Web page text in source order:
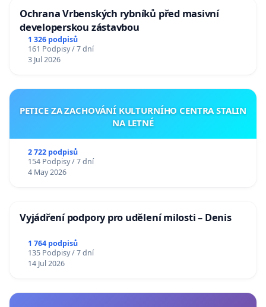
Ochrana Vrbenských rybníků před masivní
developerskou zástavbou
1 326 podpisů
161 Podpisy / 7 dní
3 Jul 2026
PETICE ZA ZACHOVÁNÍ KULTURNÍHO CENTRA STALIN
NA LETNÉ
2 722 podpisů
154 Podpisy / 7 dní
4 May 2026
Vyjádření podpory pro udělení milosti – Denis
1 764 podpisů
135 Podpisy / 7 dní
14 Jul 2026